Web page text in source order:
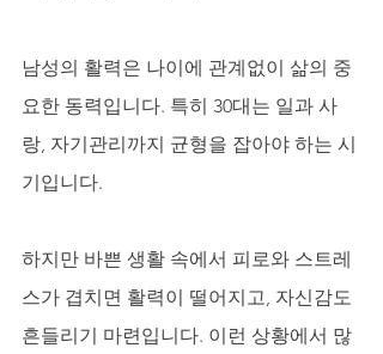
남성의 활력은 나이에 관계없이 삶의 중
요한 동력입니다. 특히 30대는 일과 사
랑, 자기관리까지 균형을 잡아야 하는 시
기입니다.
하지만 바쁜 생활 속에서 피로와 스트레
스가 겹치면 활력이 떨어지고, 자신감도
흔들리기 마련입니다. 이런 상황에서 많